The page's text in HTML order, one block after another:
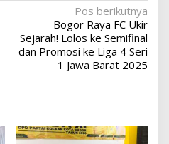
Pos berikutnya
Bogor Raya FC Ukir
Sejarah! Lolos ke Semifinal
dan Promosi ke Liga 4 Seri
1 Jawa Barat 2025